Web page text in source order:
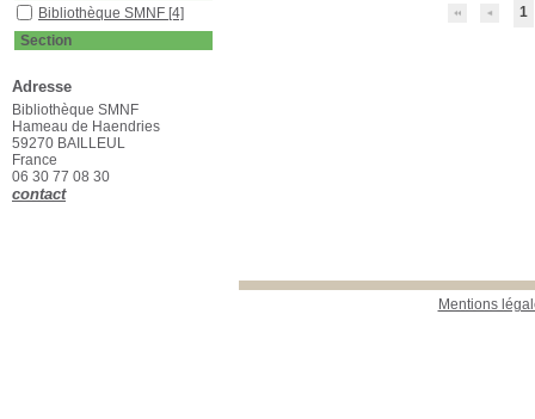
1
Mentions
Bibliothèque SMNF [4]
Section
Revues étrangères
(étagère A)[2]
Adresse
Bibliothèque SMNF
Hameau de Haendries
59270 BAILLEUL
France
06 30 77 08 30
contact